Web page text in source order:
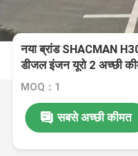
नया ब्रांड SHACMAN
डीजल इंजन यूरो 2 अच्छी
MOQ：1
सबसे अच्छी कीमत